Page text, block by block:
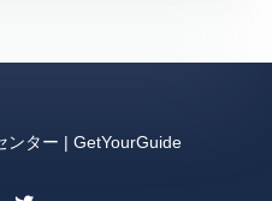
ンター | GetYourGuide